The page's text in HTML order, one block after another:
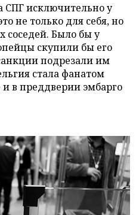
СПГ исключительно у
не только для себя, но
соседей. Было бы у
скупили бы его
подрезали им
стала фанатом
в преддверии эмбарго